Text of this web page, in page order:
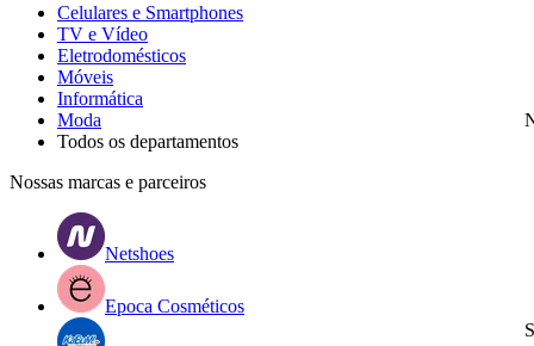
Celulares e Smartphones
TV e Vídeo
Eletrodomésticos
Móveis
Informática
Moda
Todos os departamentos
Nossas marcas e parceiros
Netshoes
Epoca Cosméticos